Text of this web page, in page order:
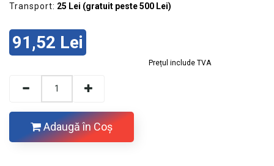
DE
PROTECȚIE
FOTOVOLTAICE
Transport: 25 Lei (gratuit peste 500 Lei)
91,52 Lei
Prețul include TVA
Adaugă în Coş